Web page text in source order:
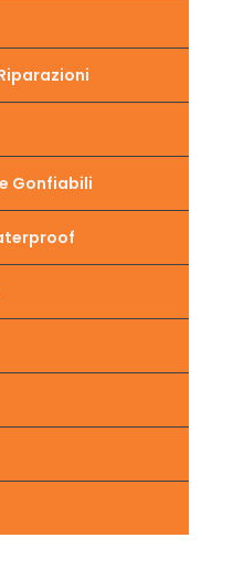
Gonfiabili